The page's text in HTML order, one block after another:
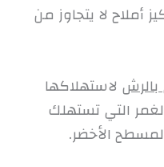
أملاح لا يتجاوز من
لاستهلاكها
التي تستهلك
الأخضر.